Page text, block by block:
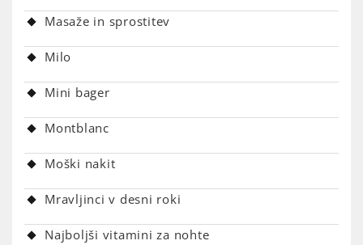
Masaže in sprostitev
Milo
Mini bager
Montblanc
Moški nakit
Mravljinci v desni roki
Najboljši vitamini za nohte